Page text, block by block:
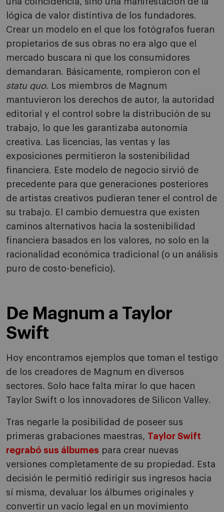
lógica de valor distintiva de los fundadores.
Crear un modelo en el que los fotógrafos fueran
propietarios de sus obras no era algo que el
mercado buscara ni que los consumidores
demandaran. Básicamente, rompieron con el
statu quo. Los miembros de Magnum
mantuvieron los derechos de autor, la autoridad
editorial y el control sobre la distribución de su
trabajo, lo que les garantizaba autonomía
creativa. Las licencias, las ventas y las
exposiciones permitieron la sostenibilidad
financiera. Este modelo de negocio sirvió de
precedente para que generaciones posteriores
de artistas creativos pudieran tener el control de
su trabajo. El cambio demuestra que existen
caminos alternativos hacia la sostenibilidad
financiera basados en los valores, no solo en la
racionalidad económica tradicional (o un análisis
puro de costo-beneficio).
De Magnum a Taylor
Swift
Hoy encontramos ejemplos que toman el testigo
de los creadores de Magnum en diversos
sectores. Solo hace falta mirar lo que hacen
Taylor Swift o los innovadores de Silicon Valley.
Tras negarle la posibilidad de poseer sus
primeras grabaciones maestras, Taylor Swift
regrabó sus álbumes para crear nuevas
versiones completamente de su propiedad. Esta
decisión le permitió redirigir sus ingresos hacia
sí misma, devaluar los álbumes originales y
convertir un vacío legal en un movimiento